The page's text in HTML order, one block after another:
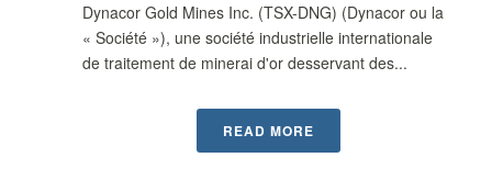
Dynacor Gold Mines Inc. (TSX-DNG) (Dynacor ou la
« Société »), une société industrielle internationale
de traitement de minerai d'or desservant des...
READ MORE